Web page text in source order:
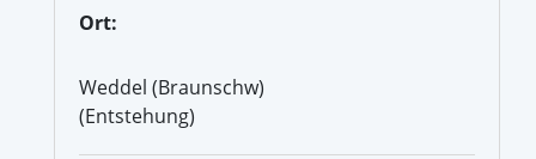
Ort:
Weddel (Braunschw)
(Entstehung)